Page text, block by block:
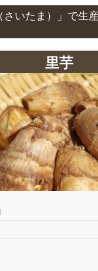
さいたま）」で生
里芋